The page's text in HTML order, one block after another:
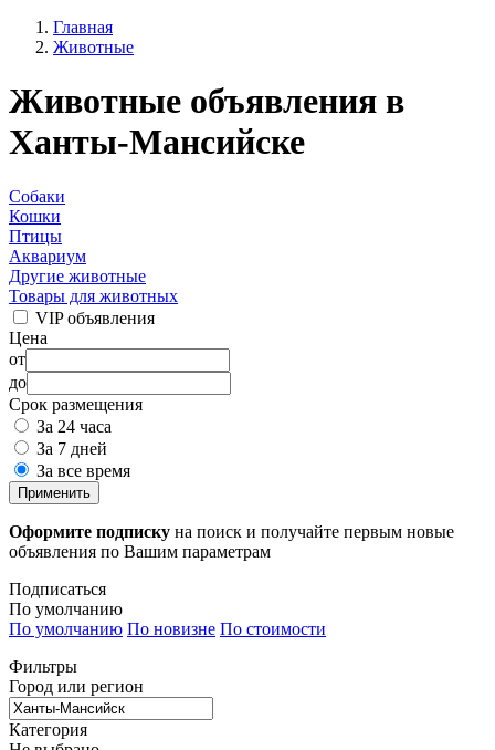
Главная
Животные
Животные объявления в
Ханты-Мансийске
Собаки
Кошки
Птицы
Аквариум
Другие животные
Товары для животных
VIP объявления
Цена
от
до
Срок размещения
За 24 часа
За 7 дней
За все время
Применить
Оформите подписку на поиск и получайте первым новые
объявления по Вашим параметрам
Подписаться
По умолчанию
По умолчанию По новизне По стоимости
Фильтры
Город или регион
Категория